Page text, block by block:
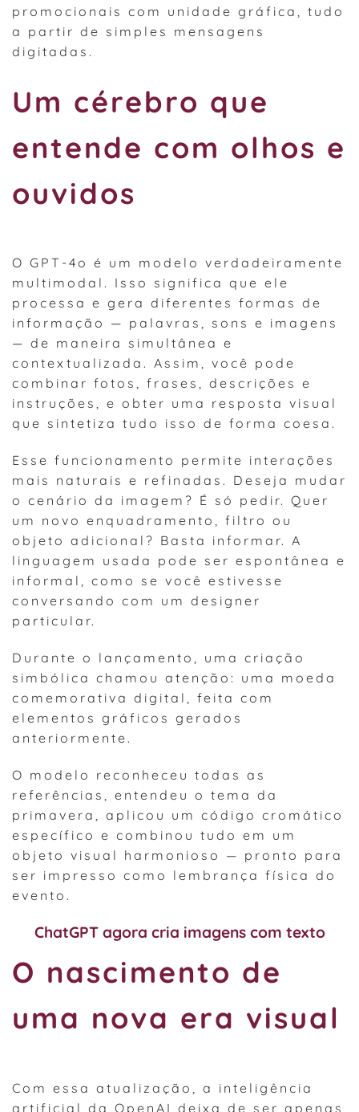
promocionais com unidade gráfica, tudo
a partir de simples mensagens
digitadas.
Um cérebro que
entende com olhos e
ouvidos
O GPT-4o é um modelo verdadeiramente
multimodal. Isso significa que ele
processa e gera diferentes formas de
informação — palavras, sons e imagens
— de maneira simultânea e
contextualizada. Assim, você pode
combinar fotos, frases, descrições e
instruções, e obter uma resposta visual
que sintetiza tudo isso de forma coesa.
Esse funcionamento permite interações
mais naturais e refinadas. Deseja mudar
o cenário da imagem? É só pedir. Quer
um novo enquadramento, filtro ou
objeto adicional? Basta informar. A
linguagem usada pode ser espontânea e
informal, como se você estivesse
conversando com um designer
particular.
Durante o lançamento, uma criação
simbólica chamou atenção: uma moeda
comemorativa digital, feita com
elementos gráficos gerados
anteriormente.
O modelo reconheceu todas as
referências, entendeu o tema da
primavera, aplicou um código cromático
específico e combinou tudo em um
objeto visual harmonioso — pronto para
ser impresso como lembrança física do
evento.
ChatGPT agora cria imagens com texto
O nascimento de
uma nova era visual
Com essa atualização, a inteligência
artificial da OpenAI deixa de ser apenas